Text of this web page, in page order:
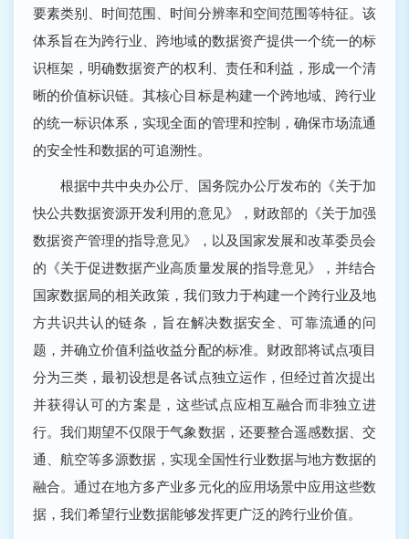
要素类别、时间范围、时间分辨率和空间范围等特征。该
体系旨在为跨行业、跨地域的数据资产提供一个统一的标
识框架，明确数据资产的权利、责任和利益，形成一个清
晰的价值标识链。其核心目标是构建一个跨地域、跨行业
的统一标识体系，实现全面的管理和控制，确保市场流通
的安全性和数据的可追溯性。
根据中共中央办公厅、国务院办公厅发布的《关于加
快公共数据资源开发利用的意见》，财政部的《关于加强
数据资产管理的指导意见》，以及国家发展和改革委员会
的《关于促进数据产业高质量发展的指导意见》，并结合
国家数据局的相关政策，我们致力于构建一个跨行业及地
方共识共认的链条，旨在解决数据安全、可靠流通的问
题，并确立价值利益收益分配的标准。财政部将试点项目
分为三类，最初设想是各试点独立运作，但经过首次提出
并获得认可的方案是，这些试点应相互融合而非独立进
行。我们期望不仅限于气象数据，还要整合遥感数据、交
通、航空等多源数据，实现全国性行业数据与地方数据的
融合。通过在地方多产业多元化的应用场景中应用这些数
据，我们希望行业数据能够发挥更广泛的跨行业价值。